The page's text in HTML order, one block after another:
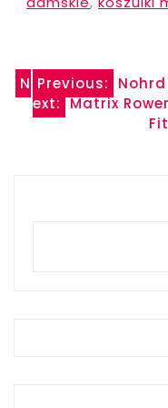
wpisu
Previous:
N
ext: Matrix